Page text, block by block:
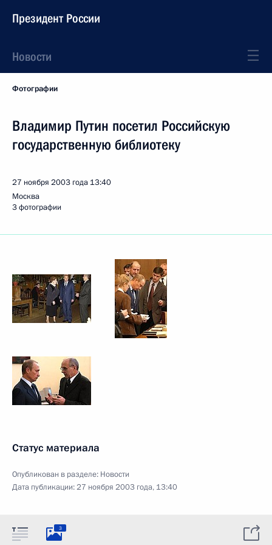
Президент России
Новости
Фотографии
Владимир Путин посетил Российскую
государственную библиотеку
27 ноября 2003 года 13:40
Москва
3 фотографии
Статус материала
Опубликован в разделе: Новости
Дата публикации:27 ноября 2003 года, 13:40
3